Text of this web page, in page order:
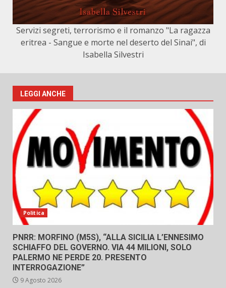
Servizi segreti, terrorismo e il romanzo "La ragazza
eritrea - Sangue e morte nel deserto del Sinai", di
Isabella Silvestri
LEGGI ANCHE
Politica
PNRR: MORFINO (M5S), “ALLA SICILIA L’ENNESIMO
SCHIAFFO DEL GOVERNO. VIA 44 MILIONI, SOLO
PALERMO NE PERDE 20. PRESENTO
INTERROGAZIONE”
9 Agosto 2026